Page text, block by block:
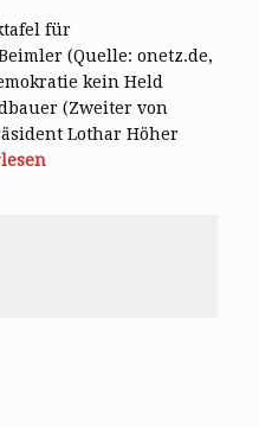
für
(Quelle: onetz.de,
kein Held
(Zweiter von
Lothar Höher